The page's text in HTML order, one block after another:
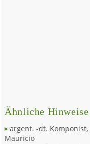
Ähnliche Hinweise
argent. -dt. Komponist,
Mauricio